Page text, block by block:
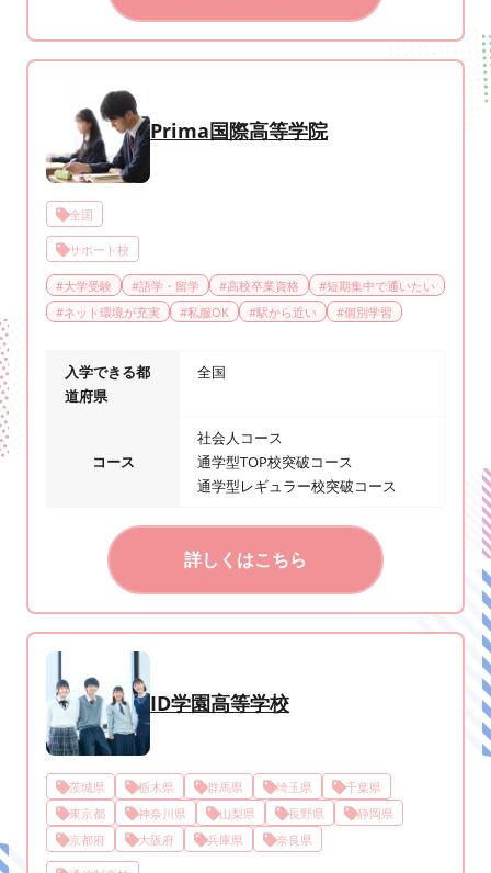
Prima国際高等学院
全国
サポート校
#大学受験 #語学・留学 #高校卒業資格 #短期集中で通いたい
#ネット環境が充実 #私服OK #駅から近い #個別学習
入学できる都
道府県
全国
コース
社会人コース
通学型TOP校突破コース
通学型レギュラー校突破コース
詳しくはこちら
ID学園高等学校
茨城県 栃木県 群馬県 埼玉県
千葉県
東京都
神奈川県 山梨県 長野県
静岡県
京都府
大阪府 兵庫県 奈良県